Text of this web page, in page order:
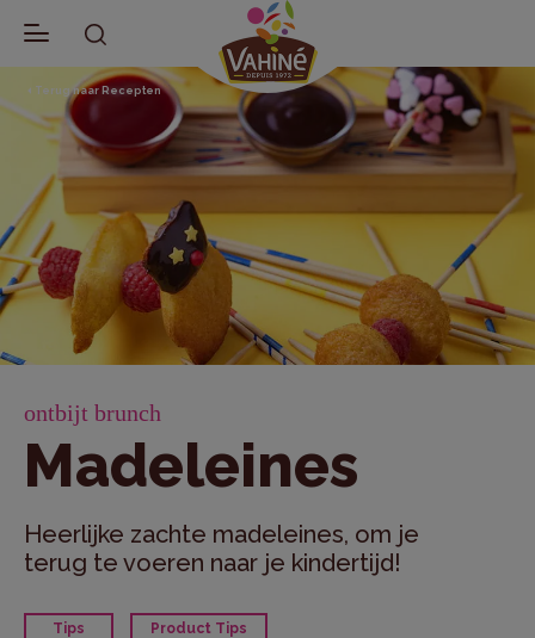
Terug naar Recepten
ontbijt brunch
Madeleines
Heerlijke zachte madeleines, om je
terug te voeren naar je kindertijd!
Tips Product Tips